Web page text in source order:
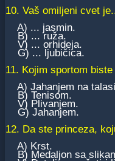
10. Vaš omiljeni cvet
A) ... jasmin.
B) ... ruža.
V) ... orhideja.
G) ... ljubičica.
11. Kojim sportom
A) Jahanjem na
B) Tenisom.
V) Plivanjem.
G) Jahanjem.
12. Da ste princeza,
A) Krst.
B) Medaljon sa